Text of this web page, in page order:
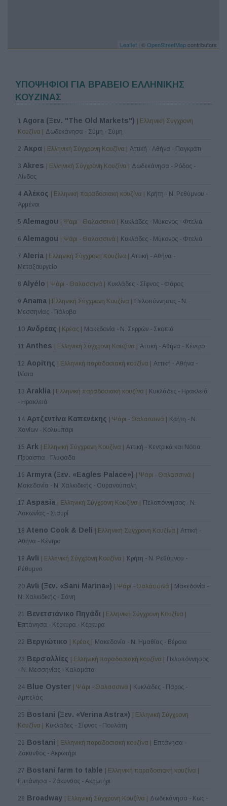
Leaflet | © OpenStreetMapcontributors
ΥΠΟΨΗΦΙΟΙ ΓΙΑ ΒΡΑΒΕΙΟ ΕΛΛΗΝΙΚΗΣ
ΚΟΥΖΙΝΑΣ
1 Agora (Ξεν. "The Old Markets") | Ελληνική Σύγχρονη
Κουζίνα | Δωδεκάνησα - Σύμη - Σύμη
2 Άκρα | Ελληνική Σύγχρονη Κουζίνα | Αττική - Αθήνα - Παγκράτι
3 Akres | Ελληνική Σύγχρονη Κουζίνα | Δωδεκάνησα - Ρόδος -
Λίνδος
4 Αλέκος | Ελληνική παραδοσιακή κουζίνα | Κρήτη - Ν. Ρεθύμνου -
Αρμένοι
5 Alemagou | Ψάρι - Θαλασσινά | Κυκλάδες - Μύκονος - Φτελιά
6 Alemagou | Ψάρι - Θαλασσινά | Κυκλάδες - Μύκονος - Φτελιά
7 Aleria | Ελληνική Σύγχρονη Κουζίνα | Αττική - Αθήνα -
Μεταξουργείο
8 Alyélo | Ψάρι - Θαλασσινά | Κυκλάδες - Σίφνος - Φάρος
9 Anama | Ελληνική Σύγχρονη Κουζίνα | Πελοπόννησος - Ν.
Μεσσηνίας - Γιάλοβα
10 Ανδρέας | Κρέας | Μακεδονία - Ν. Σερρών - Σκοπιά
11 Anthes | Ελληνική Σύγχρονη Κουζίνα | Αττική - Αθήνα - Κέντρο
12 Αορίτης | Ελληνική παραδοσιακή κουζίνα | Αττική - Αθήνα -
Ιλίσια
13 Araklia | Ελληνική παραδοσιακή κουζίνα | Κυκλάδες - Ηρακλειά
- Ηρακλειά
14 Αρτζεντίνα Καπενέκης | Ψάρι - Θαλασσινά | Κρήτη - Ν.
Χανίων - Κολυμπάρι
15 Ark | Ελληνική Σύγχρονη Κουζίνα | Αττική - Κεντρικά και Νότια
Προάστια - Γλυφάδα
16 Armyra (Ξεν. «Eagles Palace») | Ψάρι - Θαλασσινά |
Μακεδονία - Ν. Χαλκιδικής - Ουρανούπολη
17 Aspasia | Ελληνική Σύγχρονη Κουζίνα | Πελοπόννησος - Ν.
Λακωνίας - Σταυρί
18 Ateno Cook & Deli | Ελληνική Σύγχρονη Κουζίνα | Αττική -
Αθήνα - Κέντρο
19 Avli | Ελληνική Σύγχρονη Κουζίνα | Κρήτη - Ν. Ρεθύμνου -
Ρέθυμνο
20 Avli (Ξεν. «Sani Marina») | Ψάρι - Θαλασσινά | Μακεδονία -
Ν. Χαλκιδικής - Σάνη
21 Βενετσιάνικο Πηγάδι | Ελληνική Σύγχρονη Κουζίνα |
Επτάνησα - Κέρκυρα - Κέρκυρα
22 Βεργιώτικο | Κρέας | Μακεδονία - Ν. Ημαθίας - Βέροια
23 Βερσαλλίες | Ελληνική παραδοσιακή κουζίνα | Πελοπόννησος
- Ν. Μεσσηνίας - Καλαμάτα
24 Blue Oyster | Ψάρι - Θαλασσινά | Κυκλάδες - Πάρος -
Αμπελάς
25 Bostani (Ξεν. «Verina Astra») | Ελληνική Σύγχρονη
Κουζίνα | Κυκλάδες - Σίφνος - Πουλάτη
26 Bostani | Ελληνική παραδοσιακή κουζίνα | Επτάνησα -
Ζάκυνθος - Ακρωτήρι
27 Bostani farm to table | Ελληνική παραδοσιακή κουζίνα |
Επτάνησα - Ζάκυνθος - Ακρωτήρι
28 Broadway | Ελληνική Σύγχρονη Κουζίνα | Δωδεκάνησα - Κως -